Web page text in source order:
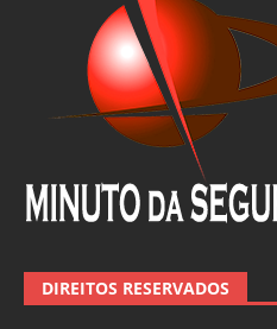
DIREITOS RESERVADOS